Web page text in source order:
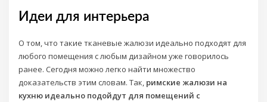
Идеи для интерьера
О том, что такие тканевые жалюзи идеально подходят для
любого помещения с любым дизайном уже говорилось
ранее. Сегодня можно легко найти множество
доказательств этим словам. Так, римские жалюзи на
кухню идеально подойдут для помещений с